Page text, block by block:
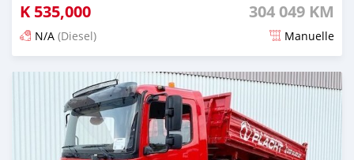
K 535,000 304 049 KM
N/A (Diesel) Manuelle
Publié il y a plus de 4 ans